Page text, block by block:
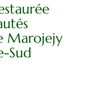
Marojejy
Sud